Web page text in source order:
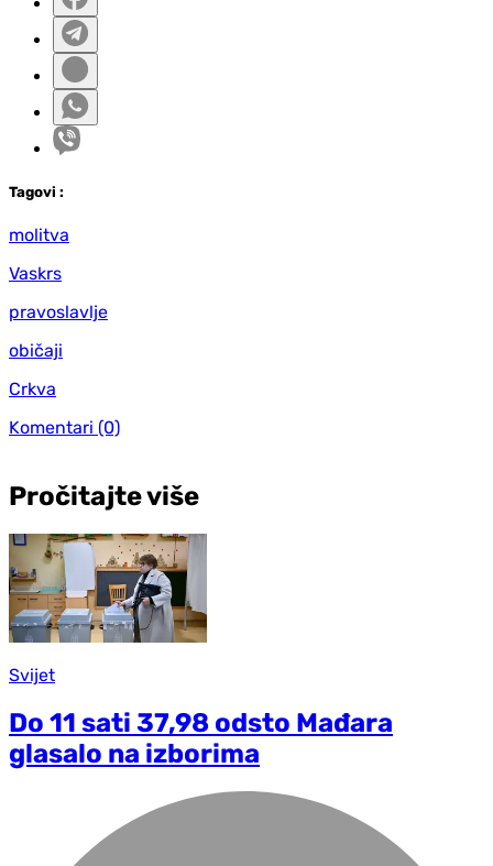
Tagovi :
molitva
Vaskrs
pravoslavlje
običaji
Crkva
Komentari (0)
Pročitajte više
Svijet
Do 11 sati 37,98 odsto Mađara
glasalo na izborima